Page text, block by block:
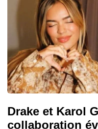
Drake et Karol
collaboration